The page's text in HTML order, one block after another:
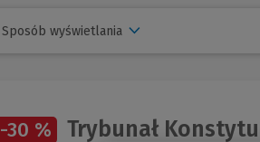
Sposób wyświetlania
-30 % Trybunał